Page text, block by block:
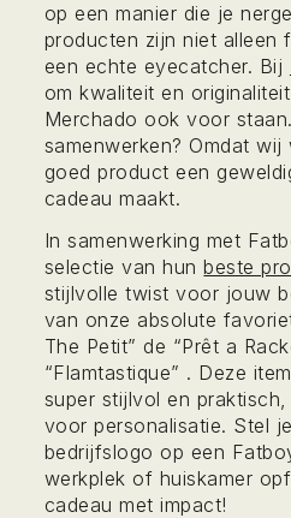
op een manier die je
producten zijn niet alleen
een echte eyecatcher. Bij
om kwaliteit en
Merchado ook voor
samenwerken? Omdat
goed product een
cadeau maakt.
In samenwerking met
selectie van hunbeste
stijlvolle twist voor jouw
van onze absolute
The Petit” de “Prêt a
“Flamtastique” . Deze
super stijlvol en
voor personalisatie. Stel
bedrijfslogo op een
werkplek of huiskamer
cadeau met impact!